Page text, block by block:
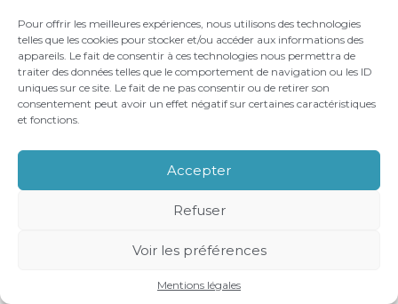
Pour offrir les meilleures expériences, nous utilisons des technologies
telles que les cookies pour stocker et/ou accéder aux informations des
appareils. Le fait de consentir à ces technologies nous permettra de
traiter des données telles que le comportement de navigation ou les ID
uniques sur ce site. Le fait de ne pas consentir ou de retirer son
consentement peut avoir un effet négatif sur certaines caractéristiques
et fonctions.
Accepter
Refuser
Voir les préférences
Mentions légales